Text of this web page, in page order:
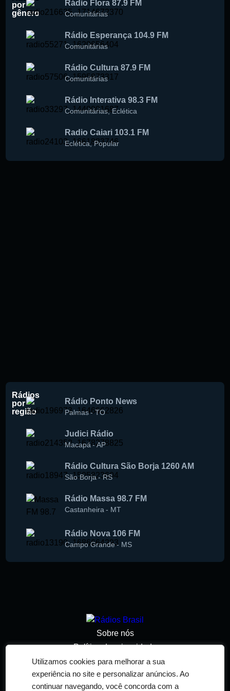
Utilizamos cookies para melhorar a sua
experiência no site e personalizar anúncios. Ao
continuar navegando, você concorda com a
por
gênero
Rádio Flora 87.9 FM
Comunitárias
Rádio Esperança 104.9 FM
Comunitárias
Rádio Cultura 87.9 FM
Comunitárias
Rádio Interativa 98.3 FM
Comunitárias,Eclética
Radio Caiari 103.1 FM
Eclética,Popular
Rádios
por
região
Rádio Ponto News
Palmas-TO
Judici Rádio
Macapá -AP
Rádio Cultura São Borja 1260 AM
São Borja-RS
Rádio Massa 98.7 FM
Castanheira - MT
Rádio Nova 106 FM
Campo Grande- MS
Sobre nós
Política de privacidade
Termos de serviço
Adicionar rádio
Contato